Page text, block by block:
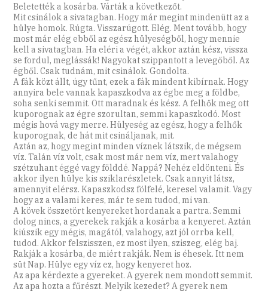
Beletették a kosárba. Várták a következőt.
Mit csinálok a sivatagban. Hogy már megint mindenütt az a
hülye homok. Rúgta. Visszarúgott. Elég. Ment tovább, hogy
most már elég ebből az egész hülyeségből, hogy mennie
kell a sivatagban. Ha eléri a végét, akkor aztán kész, vissza
se fordul, meglássák! Nagyokat szippantott a levegőből. Az
égből. Csak tudnám, mit csinálok. Gondolta.
A fák közt állt, úgy tűnt, ezek a fák mindent kibírnak. Hogy
annyira bele vannak kapaszkodva az égbe meg a földbe,
soha senki semmit. Ott maradnak és kész. A felhők meg ott
kuporognak az égre szorultan, semmi kapaszkodó. Most
mégis hová vagy merre. Hülyeség az egész, hogy a felhők
kuporognak, de hát mit csináljanak, mit.
Aztán az, hogy megint minden víznek látszik, de mégsem
víz. Talán víz volt, csak most már nem víz, mert valahogy
szétzuhant éggé vagy földdé. Nappá? Nehéz eldönteni. És
akkor ilyen hülye kis sziklarészletek. Csak annyit látsz,
amennyit elérsz. Kapaszkodsz fölfelé, keresel valamit. Vagy
hogy az a valami keres, már te sem tudod, mi van.
A kövek összetört kenyereket hordanak a partra. Semmi
dolog nincs, a gyerekek rakják a kosárba a kenyeret. Aztán
kiúszik egy mégis, magától, valahogy, azt jól orrba kell,
tudod. Akkor felszisszen, ez most ilyen, sziszeg, elég baj.
Rakják a kosárba, de miért rakják. Nem is éhesek. Itt nem
süt Nap. Hülye egy víz ez, hogy kenyeret hoz.
Az apa kérdezte a gyereket. A gyerek nem mondott semmit.
Az apa hozta a fűrészt. Melyik kezedet? A gyerek nem